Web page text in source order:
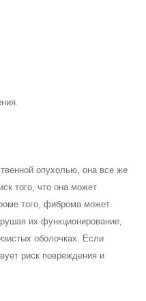
опухолью, она все же
того, что она может
того, фиброма может
их функционирование,
оболочках. Если
риск повреждения и